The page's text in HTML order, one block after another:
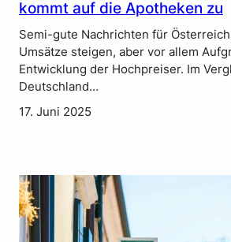
kommt auf die Apotheken zu
Semi-gute Nachrichten für
Umsätze steigen, aber vor allem
Entwicklung der Hochpreiser. Im
Deutschland…
17. Juni 2025